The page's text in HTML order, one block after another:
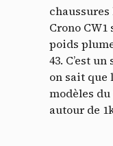
Crono
poids
43. C’est
on sait que
modèles
autour de